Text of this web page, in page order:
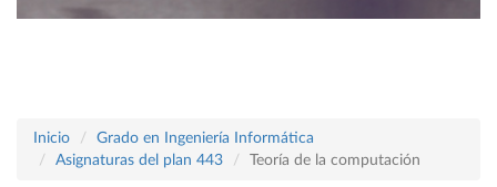
Inicio
Grado en Ingeniería Informática
Asignaturas del plan 443
Teoría de la computación